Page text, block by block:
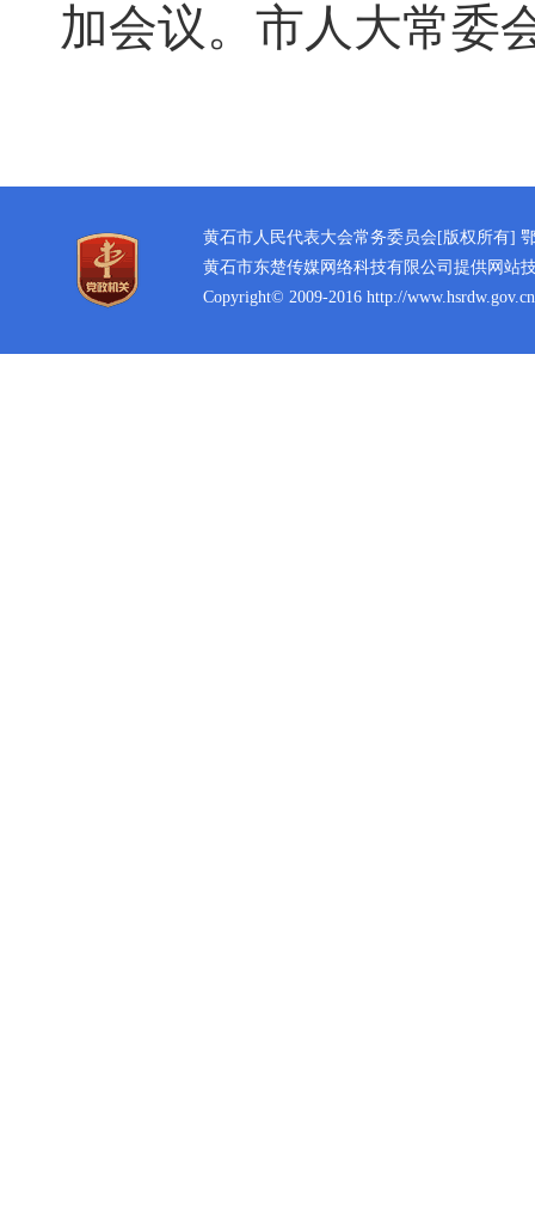
加会议。市人大常委
黄石市人民代表大会常务委员会[版权所有]
黄石市东楚传媒网络科技有限公司提供网站
Copyright© 2009-2016 http://